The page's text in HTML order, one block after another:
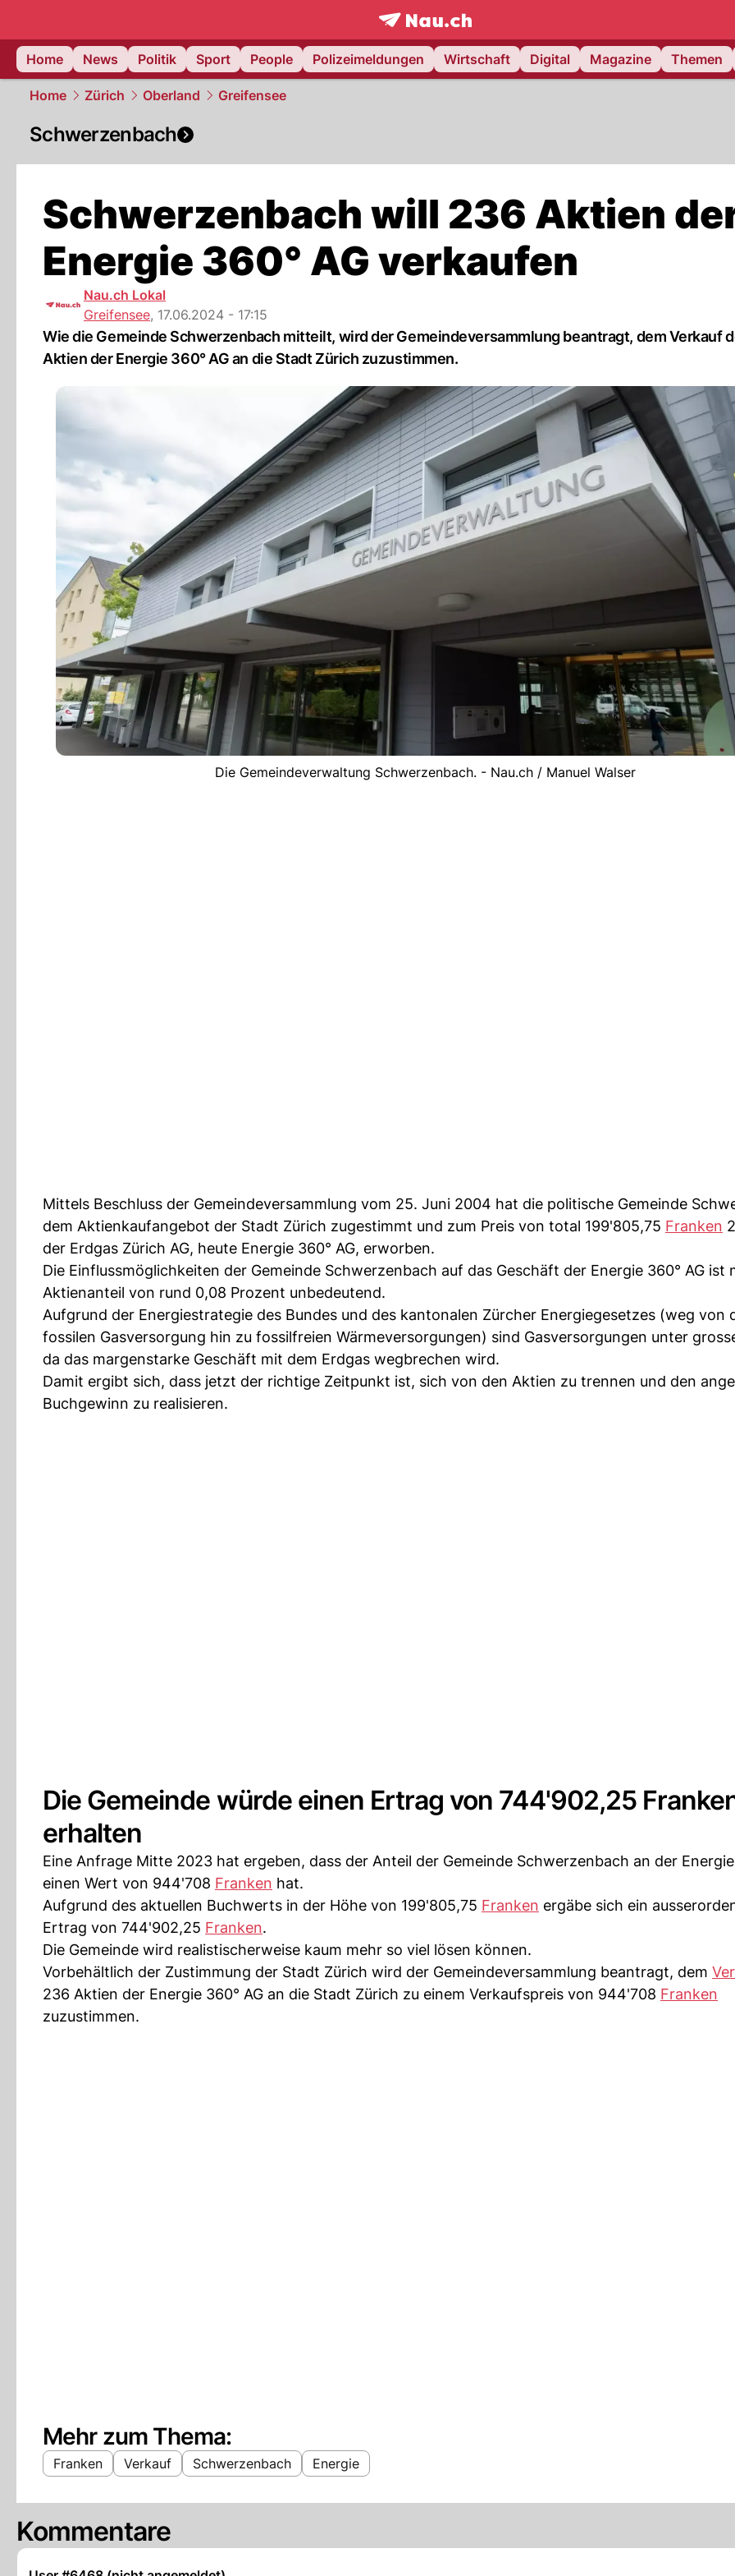
frontpage.NAU.ch
Home
News Politik Sport People Polizeimeldungen Wirtschaft Digital Magazine Themen
Home Zürich Oberland Greifensee
Schwerzenbach
Schwerzenbach will 236 Aktien
Energie 360° AG verkaufen
Nau.ch Lokal
Greifensee, 17.06.2024 - 17:15
Wie die Gemeinde Schwerzenbach mitteilt, wird der Gemeindeversammlung beantragt, dem Verkauf
Aktien der Energie 360° AG an die Stadt Zürich zuzustimmen.
Die Gemeindeverwaltung Schwerzenbach. - Nau.ch / Manuel Walser
Mittels Beschluss der Gemeindeversammlung vom 25. Juni 2004 hat die politische Gemeinde
dem Aktienkaufangebot der Stadt Zürich zugestimmt und zum Preis von total 199'805,75 Franken
der Erdgas Zürich AG, heute Energie 360° AG, erworben.
Die Einflussmöglichkeiten der Gemeinde Schwerzenbach auf das Geschäft der Energie 360° AG ist
Aktienanteil von rund 0,08 Prozent unbedeutend.
Aufgrund der Energiestrategie des Bundes und des kantonalen Zürcher Energiegesetzes (weg von
fossilen Gasversorgung hin zu fossilfreien Wärmeversorgungen) sind Gasversorgungen unter
da das margenstarke Geschäft mit dem Erdgas wegbrechen wird.
Damit ergibt sich, dass jetzt der richtige Zeitpunkt ist, sich von den Aktien zu trennen und den
Buchgewinn zu realisieren.
Die Gemeinde würde einen Ertrag von 744'902,25
erhalten
Eine Anfrage Mitte 2023 hat ergeben, dass der Anteil der Gemeinde Schwerzenbach an der Energie
einen Wert von 944'708 Franken hat.
Aufgrund des aktuellen Buchwerts in der Höhe von 199'805,75 Franken ergäbe sich ein
Ertrag von 744'902,25 Franken.
Die Gemeinde wird realistischerweise kaum mehr so viel lösen können.
Vorbehältlich der Zustimmung der Stadt Zürich wird der Gemeindeversammlung beantragt, dem
236 Aktien der Energie 360° AG an die Stadt Zürich zu einem Verkaufspreis von 944'708 Franken
zuzustimmen.
Mehr zum Thema:
Franken Verkauf Schwerzenbach Energie
Kommentare